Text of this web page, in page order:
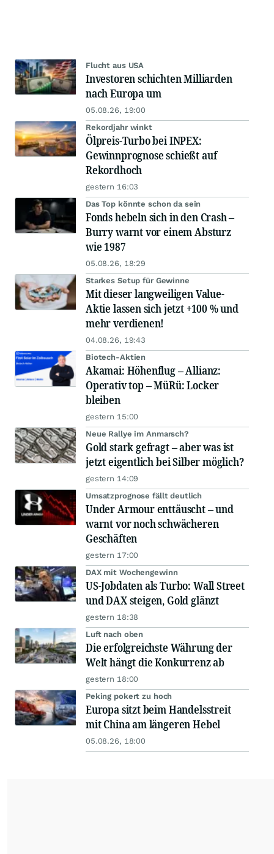
Flucht aus USA
Investoren schichten Milliarden
nach Europa um
05.08.26, 19:00
Rekordjahr winkt
Ölpreis-Turbo bei INPEX:
Gewinnprognose schießt auf
Rekordhoch
gestern 16:03
Das Top könnte schon da sein
Fonds hebeln sich in den Crash –
Burry warnt vor einem Absturz
wie 1987
05.08.26, 18:29
Starkes Setup für Gewinne
Mit dieser langweiligen Value-
Aktie lassen sich jetzt +100 % und
mehr verdienen!
04.08.26, 19:43
Biotech-Aktien
Akamai: Höhenflug – Allianz:
Operativ top – MüRü: Locker
bleiben
gestern 15:00
Neue Rallye im Anmarsch?
Gold stark gefragt – aber was ist
jetzt eigentlich bei Silber möglich?
gestern 14:09
Umsatzprognose fällt deutlich
Under Armour enttäuscht – und
warnt vor noch schwächeren
Geschäften
gestern 17:00
DAX mit Wochengewinn
US-Jobdaten als Turbo: Wall Street
und DAX steigen, Gold glänzt
gestern 18:38
Luft nach oben
Die erfolgreichste Währung der
Welt hängt die Konkurrenz ab
gestern 18:00
Peking pokert zu hoch
Europa sitzt beim Handelsstreit
mit China am längeren Hebel
05.08.26, 18:00